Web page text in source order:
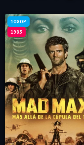
1080P
1985